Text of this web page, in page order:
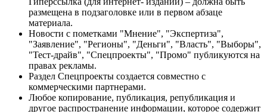
размещена в подзаголовке или в первом абзаце
материала.
Новости с пометками "Мнение", "Экспертиза",
"Заявление", "Регионы", "Деньги", "Власть", "Выборы",
"Тест-драйв", "Спецпроекты", "Промо" публикуются на
правах рекламы.
Раздел Спецпроекты создается совместно с
коммерческими партнерами.
Любое копирование, публикация, републикация и
другое распространение информации, которое содержит